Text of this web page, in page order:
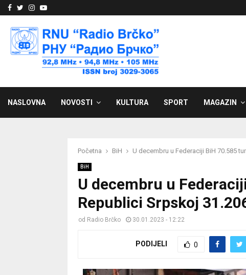
Facebook
Twitter
Instagram
Youtube
NASLOVNA NOVOSTI KULTURA SPORT MAGAZIN
Početna BiH U decembru u Federaciji BiH 70.585
BiH
U decembru u
Republici Srpskoj
od Radio Brčko 30.01.2023 - 12:22
PODIJELI 0